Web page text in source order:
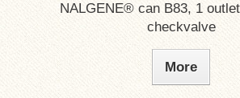
NALGENE® can B83, 1
checkvalve
More